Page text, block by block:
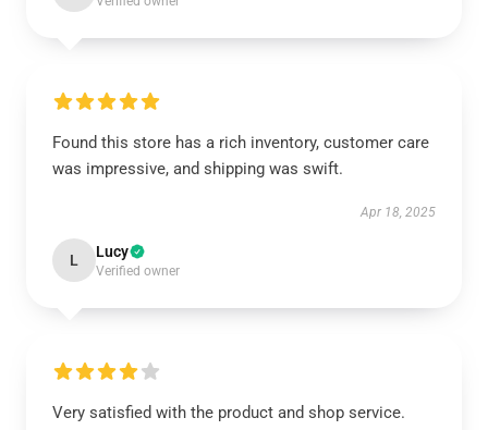
Found this store has a rich inventory, customer care
was impressive, and shipping was swift.
Apr 18, 2025
L Lucy
Verified owner
Very satisfied with the product and shop service.